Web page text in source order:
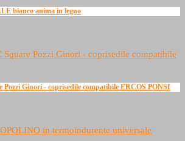
bianco anima in legno
Pozzi Ginori - coprisedile compatibile ERCOS PONSI